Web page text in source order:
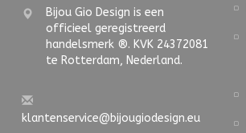
Bijou Gio Design is een
officieel geregistreerd
handelsmerk ®. KVK 24372081
te Rotterdam, Nederland.
klantenservice@bijougiodesign.eu